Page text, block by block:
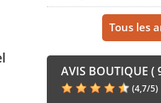
Tous les
AVIS BOUTIQUE (
(4,7/5)